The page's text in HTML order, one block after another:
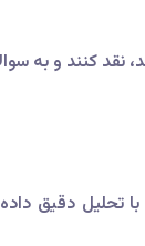
نقد کنند و به
دقیق